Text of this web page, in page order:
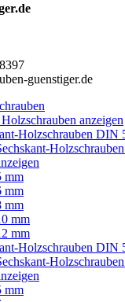
guenstiger.de
anzeigen
Holzschrauben DIN
mm
mm
mm
mm
mm
Holzschrauben DIN
mm